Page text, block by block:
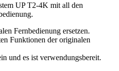
UP T2-4K mit all den
Fernbedienung ersetzen.
Funktionen der originalen
und es ist verwendungsbereit.